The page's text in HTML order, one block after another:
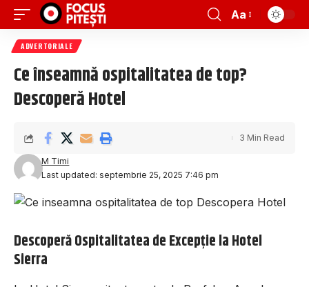
Aa
ADVERTORIALE
Ce înseamnă ospitalitatea de top?
Descoperă Hotel
Last updated: septembrie 25, 2025 7:46 pm
M Timi
3 Min Read
Descoperă Ospitalitatea de Excepție la Hotel
Sierra